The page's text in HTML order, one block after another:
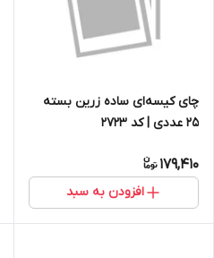
چای کیسه‌ای ساده زرین بسته
25 عددی | کد 2723
179,410
افزودن به سبد